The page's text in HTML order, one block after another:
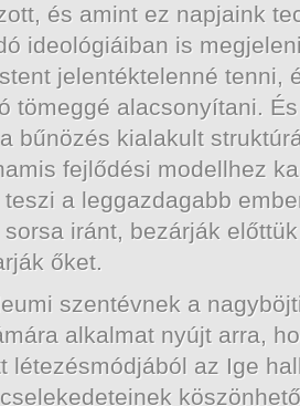
és amint ez napjaink
ideológiáiban is
jelentéktelenné tenni,
tömeggé alacsonyítani.
bűnözés kialakult
fejlődési modellhez
a leggazdagabb
iránt, bezárják
őket.
szentévnek a
alkalmat nyújt arra,
létezésmódjából az Ige